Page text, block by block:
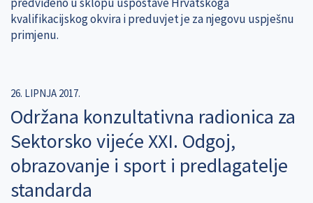
kvalifikacijskog okvira i preduvjet je za njegovu uspješnu
primjenu.
26. LIPNJA 2017.
Održana konzultativna radionica za
Sektorsko vijeće XXI. Odgoj,
obrazovanje i sport i predlagatelje
standarda